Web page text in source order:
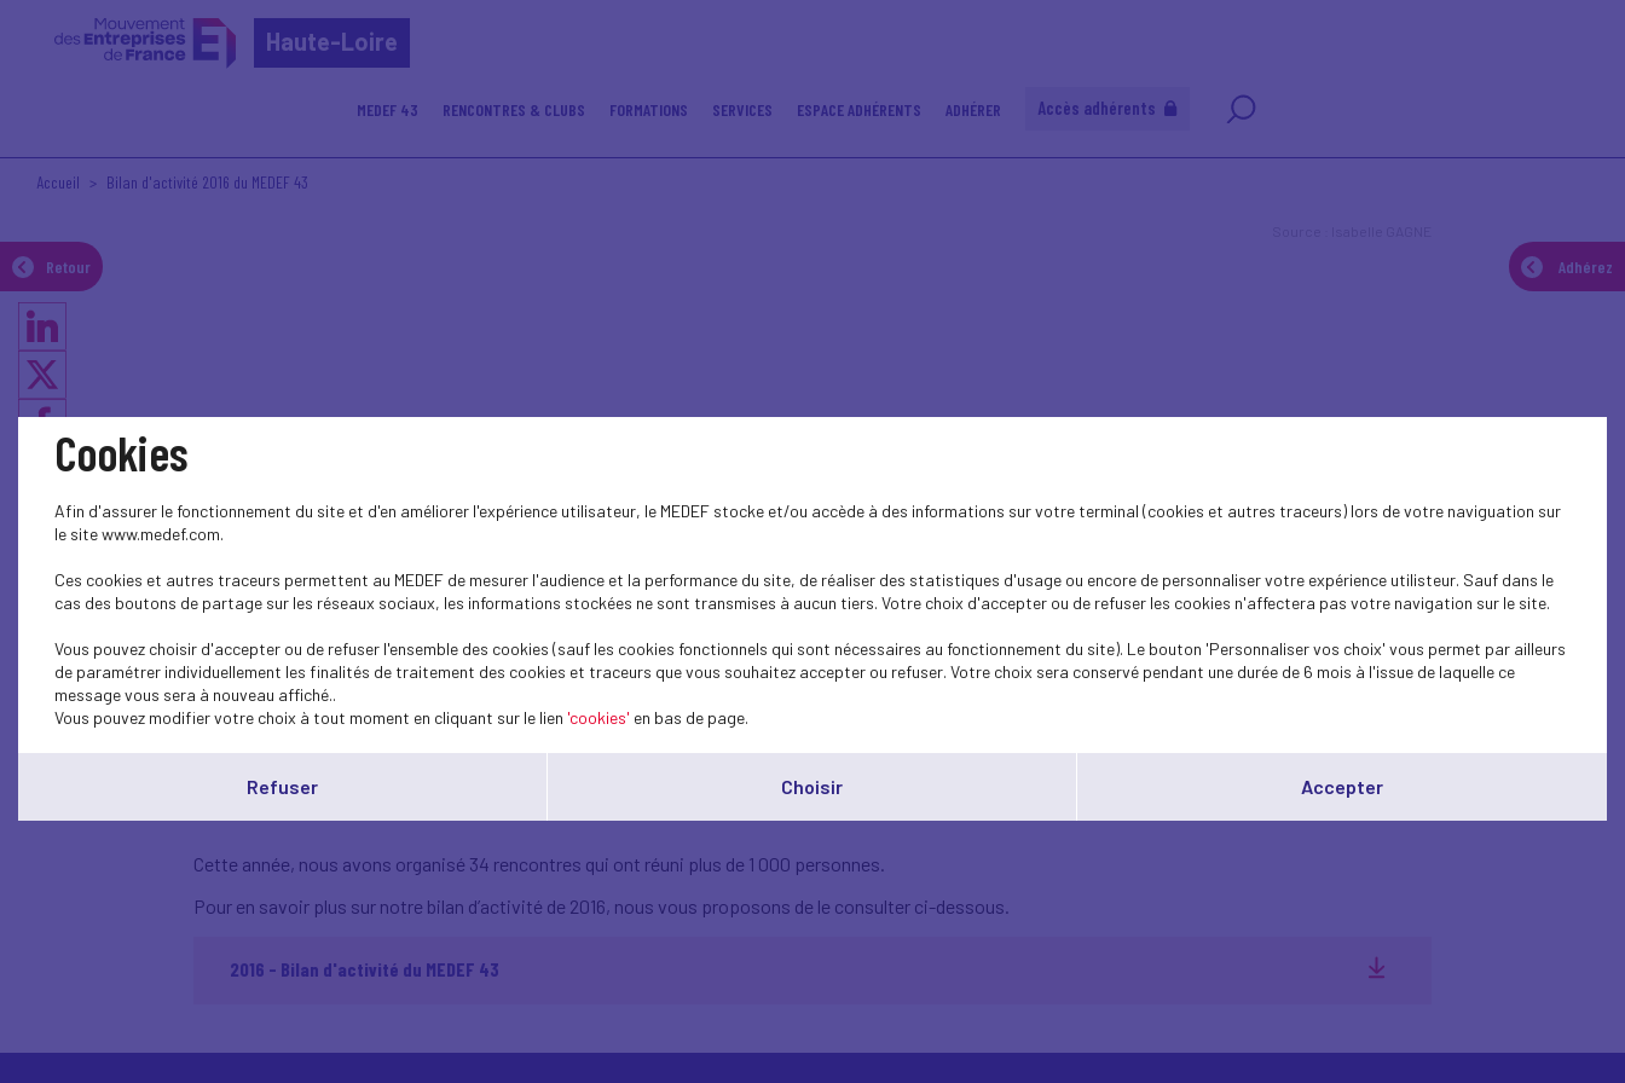
Haute-Loire
MEDEF 43 RENCONTRES & CLUBS FORMATIONS SERVICES ESPACE ADHÉRENTS ADHÉRER Accès adhérents
Retour Adhérez
Accueil Bilan d'activité 2016 du MEDEF 43
Bilan d'activité 2016 du MEDEF 43
Cette année, nous avons organisé 34 rencontres qui ont réuni plus de 1 000 personnes.
Pour en savoir plus sur notre bilan d’activité de 2016, nous vous proposons de le consulter ci-dessous.
2016 - Bilan d'activité du MEDEF 43
Cookies
Afin d'assurer le fonctionnement du site et d'en améliorer l'expérience utilisateur, le MEDEF stocke et/ou accède à des informations sur votre terminal (cookies et autres traceurs) lors de votre naviguation sur
le site www.medef.com.
Ces cookies et autres traceurs permettent au MEDEF de mesurer l'audience et la performance du site, de réaliser des statistiques d'usage ou encore de personnaliser votre expérience utilisteur. Sauf dans le
cas des boutons de partage sur les réseaux sociaux, les informations stockées ne sont transmises à aucun tiers. Votre choix d'accepter ou de refuser les cookies n'affectera pas votre navigation sur le site.
Vous pouvez choisir d'accepter ou de refuser l'ensemble des cookies (sauf les cookies fonctionnels qui sont nécessaires au fonctionnement du site). Le bouton 'Personnaliser vos choix' vous permet par ailleurs
de paramétrer individuellement les finalités de traitement des cookies et traceurs que vous souhaitez accepter ou refuser. Votre choix sera conservé pendant une durée de 6 mois à l'issue de laquelle ce
message vous sera à nouveau affiché..
Vous pouvez modifier votre choix à tout moment en cliquant sur le lien 'cookies' en bas de page.
Refuser Choisir Accepter